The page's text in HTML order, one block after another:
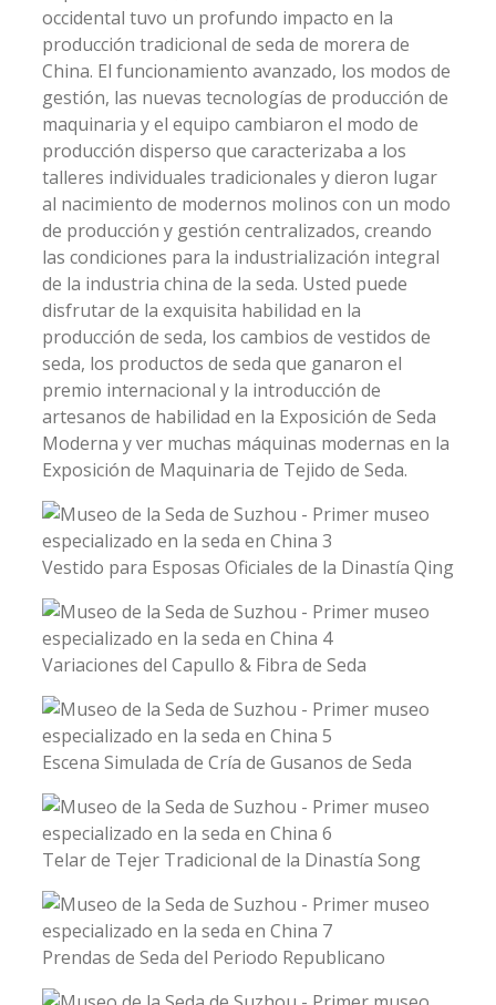
occidental tuvo un profundo impacto en la
producción tradicional de seda de morera de
China. El funcionamiento avanzado, los modos de
gestión, las nuevas tecnologías de producción de
maquinaria y el equipo cambiaron el modo de
producción disperso que caracterizaba a los
talleres individuales tradicionales y dieron lugar
al nacimiento de modernos molinos con un modo
de producción y gestión centralizados, creando
las condiciones para la industrialización integral
de la industria china de la seda. Usted puede
disfrutar de la exquisita habilidad en la
producción de seda, los cambios de vestidos de
seda, los productos de seda que ganaron el
premio internacional y la introducción de
artesanos de habilidad en la Exposición de Seda
Moderna y ver muchas máquinas modernas en la
Exposición de Maquinaria de Tejido de Seda.
Vestido para Esposas Oficiales de la Dinastía Qing
Variaciones del Capullo & Fibra de Seda
Escena Simulada de Cría de Gusanos de Seda
Telar de Tejer Tradicional de la Dinastía Song
Prendas de Seda del Periodo Republicano